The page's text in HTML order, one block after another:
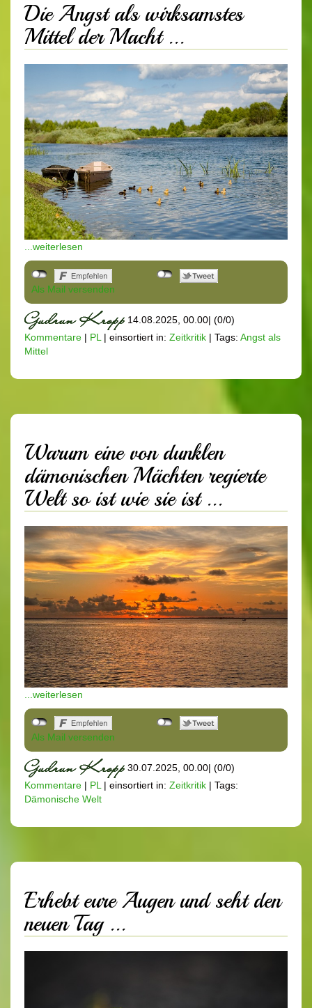
Die Angst als wirksamstes
Mittel der Macht ...
...weiterlesen
Als Mail versenden
14.08.2025, 00.00| (0/0)
Kommentare | PL| einsortiert in: Zeitkritik | Tags: Angst als
Mittel
Warum eine von dunklen
dämonischen Mächten regierte
Welt so ist wie sie ist ...
...weiterlesen
Als Mail versenden
30.07.2025, 00.00| (0/0)
Kommentare | PL | einsortiert in: Zeitkritik | Tags:
Dämonische Welt
Erhebt eure Augen und seht den
neuen Tag ...